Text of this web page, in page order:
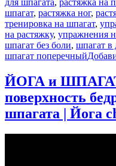
для шпагата, растяжка на
шпагат, растяжка ног,
тренировка на шпагат,
на растяжку, упражнения
шпагат без боли, шпагат в
шпагат поперечный
ЙОГА и
поверхность
шпагата | Йога